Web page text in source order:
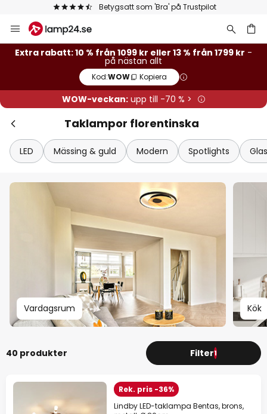
Betygsatt som 'Bra' på Trustpilot
Hoppa
till
innehållet
Extra rabatt: 10 % från 1099 kr eller 13 % från 1799 kr -
på nästan allt
Kod:WOW Kopiera
WOW-veckan:upp till -70 % >
Taklampor florentinska
LED Mässing & guld Modern Spotlights Glas
Vardagsrum Kök
40 produkter Filter1
Rek. pris -36%
Lindby LED-taklampa Bentas, brons,
13 % rabattfrån 1799 kr
10 % rabattfrån 1099 kr
på nästan allt*
Kod: WOW Kopiera
Se erbjudanden
*exkluderade varumärken